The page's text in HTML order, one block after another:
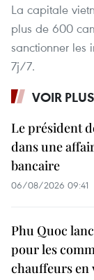
La capitale
plus de 600
sanctionner les
7j/7.
VOIR PLUS
Le président
dans une
bancaire
06/08/2026 09:41
Phu Quoc
pour les
chauffeurs en